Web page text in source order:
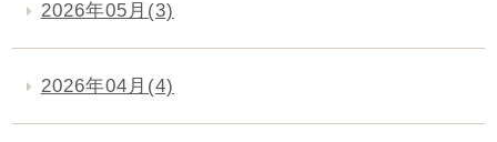
2026年05月(3)
2026年04月(4)